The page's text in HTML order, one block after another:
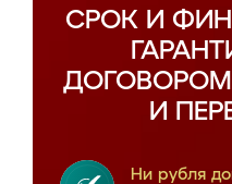
СРОК И
ДОГОВОРОМ
И
Ни рубля